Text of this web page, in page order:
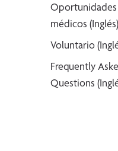
Oportunidades
médicos (Inglés)
Voluntario
Frequently
Questions